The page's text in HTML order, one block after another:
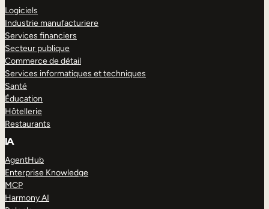
Logiciels
Industrie manufacturiere
Services financiers
Secteur publique
Commerce de détail
Services informatiques et techniques
Santé
Éducation
Hôtellerie
Restaurants
IA
AgentHub
Enterprise Knowledge
MCP
Harmony AI